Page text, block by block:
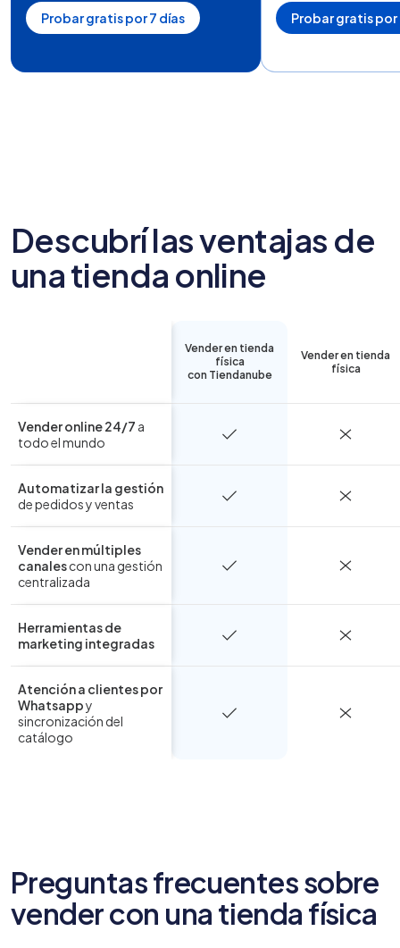
Probar gratis por 7 días Probar gratis por
Descubrí las ventajas de
una tienda online
Vender en tienda
física
con Tiendanube
Vender en tienda
física
Vender online 24/7 a
todo el mundo
Automatizar la gestión
de pedidos y ventas
Vender en múltiples
canalescon una gestión
centralizada
Herramientas de
marketing integradas
Atención a clientes por
Whatsappy
sincronización del
catálogo
Preguntas frecuentes sobre
vender con una tienda física